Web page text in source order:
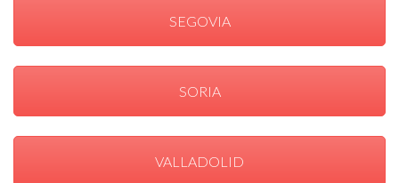
SEGOVIA
SORIA
VALLADOLID